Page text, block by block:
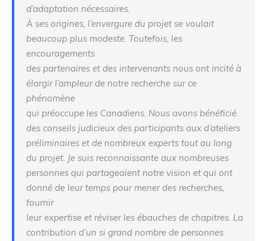
d’adaptation nécessaires.
À ses origines, l’envergure du projet se voulait
beaucoup plus modeste. Toutefois, les
encouragements
des partenaires et des intervenants nous ont incité à
élargir l’ampleur de notre recherche sur ce
phénomène
qui préoccupe les Canadiens. Nous avons bénéficié
des conseils judicieux des participants aux d’ateliers
préliminaires et de nombreux experts tout au long
du projet. Je suis reconnaissante aux nombreuses
personnes qui partageaient notre vision et qui ont
donné de leur temps pour mener des recherches,
fournir
leur expertise et réviser les ébauches de chapitres. La
contribution d’un si grand nombre de personnes